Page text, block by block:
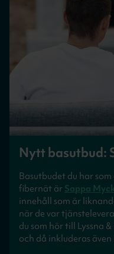
Nytt basutbud:
Basutbudet du har
fibernät är Sappa
innehåll som är
när de var
du som hör till Lyssna
och då inkluderas